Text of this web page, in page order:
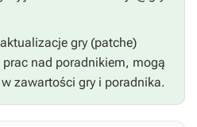
gry (patche)
nad poradnikiem, mogą
zawartości gry i poradnika.